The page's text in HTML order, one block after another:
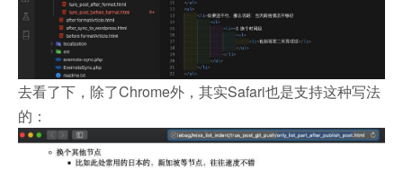
去看了下，除了Chrome外，其实Safari也是支持这种写法
的：